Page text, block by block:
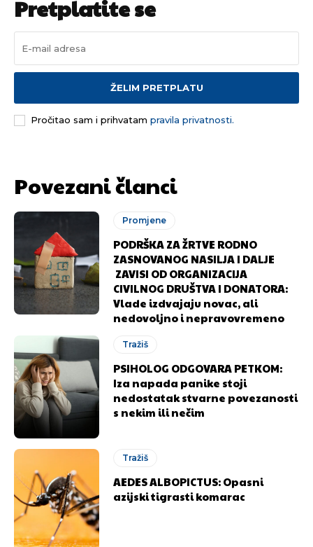
Pretplatite se
ŽELIM PRETPLATU
Pročitao sam i prihvatam pravila privatnosti.
Povezani članci
Promjene
PODRŠKA ZA ŽRTVE RODNO
ZASNOVANOG NASILJA I DALJE
ZAVISI OD ORGANIZACIJA
CIVILNOG DRUŠTVA I DONATORA:
Vlade izdvajaju novac, ali
nedovoljno i nepravovremeno
Tražiš
PSIHOLOG ODGOVARA PETKOM:
Iza napada panike stoji
nedostatak stvarne povezanosti
s nekim ili nečim
Tražiš
AEDES ALBOPICTUS: Opasni
azijski tigrasti komarac